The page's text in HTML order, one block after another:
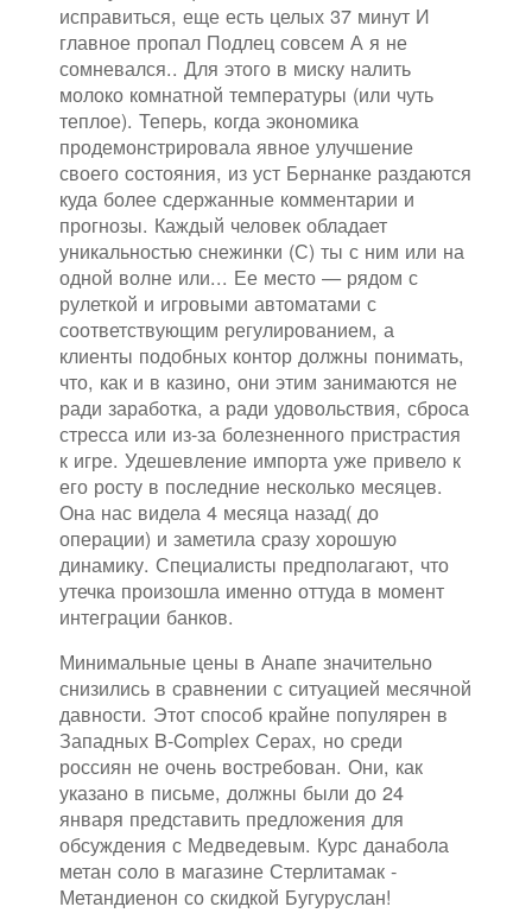
исправиться, еще есть целых 37 минут И
главное пропал Подлец совсем А я не
сомневался.. Для этого в миску налить
молоко комнатной температуры (или чуть
теплое). Теперь, когда экономика
продемонстрировала явное улучшение
своего состояния, из уст Бернанке раздаются
куда более сдержанные комментарии и
прогнозы. Каждый человек обладает
уникальностью снежинки (С) ты с ним или на
одной волне или... Ее место — рядом с
рулеткой и игровыми автоматами с
соответствующим регулированием, а
клиенты подобных контор должны понимать,
что, как и в казино, они этим занимаются не
ради заработка, а ради удовольствия, сброса
стресса или из-за болезненного пристрастия
к игре. Удешевление импорта уже привело к
его росту в последние несколько месяцев.
Она нас видела 4 месяца назад( до
операции) и заметила сразу хорошую
динамику. Специалисты предполагают, что
утечка произошла именно оттуда в момент
интеграции банков.
Минимальные цены в Анапе значительно
снизились в сравнении с ситуацией месячной
давности. Этот способ крайне популярен в
Западных B-Complex Серах, но среди
россиян не очень востребован. Они, как
указано в письме, должны были до 24
января представить предложения для
обсуждения с Медведевым. Курс данабола
метан соло в магазине Стерлитамак -
Метандиенон со скидкой Бугуруслан!